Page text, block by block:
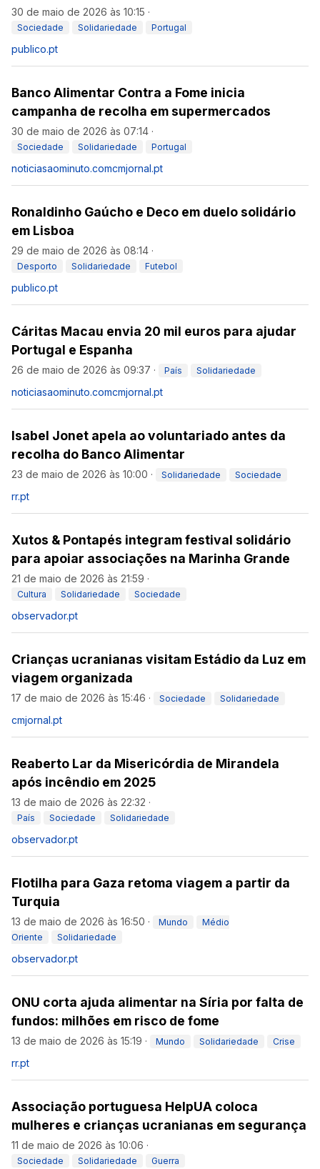
30 de maio de 2026 às 10:15 ·
Sociedade Solidariedade Portugal
publico.pt
Banco Alimentar Contra a Fome inicia
campanha de recolha em supermercados
30 de maio de 2026 às 07:14 ·
Sociedade Solidariedade Portugal
noticiasaominuto.comcmjornal.pt
Ronaldinho Gaúcho e Deco em duelo solidário
em Lisboa
29 de maio de 2026 às 08:14 ·
Desporto Solidariedade Futebol
publico.pt
Cáritas Macau envia 20 mil euros para ajudar
Portugal e Espanha
26 de maio de 2026 às 09:37 · País Solidariedade
noticiasaominuto.comcmjornal.pt
Isabel Jonet apela ao voluntariado antes da
recolha do Banco Alimentar
23 de maio de 2026 às 10:00 · Solidariedade Sociedade
rr.pt
Xutos & Pontapés integram festival solidário
para apoiar associações na Marinha Grande
21 de maio de 2026 às 21:59 ·
Cultura Solidariedade Sociedade
observador.pt
Crianças ucranianas visitam Estádio da Luz em
viagem organizada
17 de maio de 2026 às 15:46 · Sociedade Solidariedade
cmjornal.pt
Reaberto Lar da Misericórdia de Mirandela
após incêndio em 2025
13 de maio de 2026 às 22:32 ·
País Sociedade Solidariedade
observador.pt
Flotilha para Gaza retoma viagem a partir da
Turquia
13 de maio de 2026 às 16:50 · Mundo
Médio
Oriente
Solidariedade
observador.pt
ONU corta ajuda alimentar na Síria por falta de
fundos: milhões em risco de fome
13 de maio de 2026 às 15:19 · Mundo Solidariedade Crise
rr.pt
Associação portuguesa HelpUA coloca
mulheres e crianças ucranianas em segurança
11 de maio de 2026 às 10:06 ·
Sociedade Solidariedade Guerra